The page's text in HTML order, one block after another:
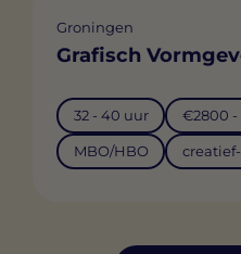
Groningen
Grafisch
32 - 40 uur €2800
MBO/HBO